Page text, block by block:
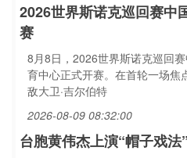
2026世界斯诺克巡回赛中
赛
8月8日，2026世界斯诺克巡回
育中心正式开赛。在首轮一场焦
敌大卫·吉尔伯特
2026-08-09 08:32:00
台胞黄伟杰上演“帽子戏